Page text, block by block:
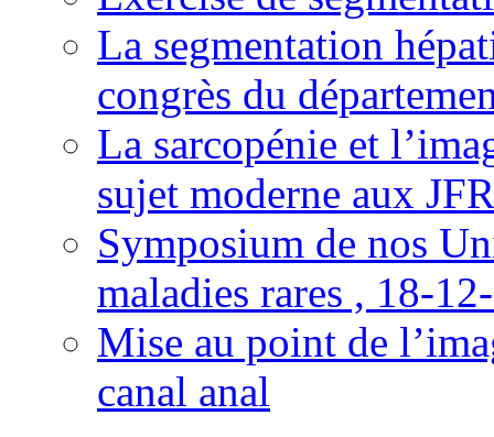
La segmentation
congrès du
La sarcopénie et
sujet moderne aux
Symposium de nos
maladies rares , 18-
Mise au point de
canal anal